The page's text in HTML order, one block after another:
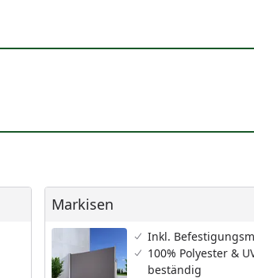
Markisen
Markisen
Inkl.
100% Polyester &
beständig